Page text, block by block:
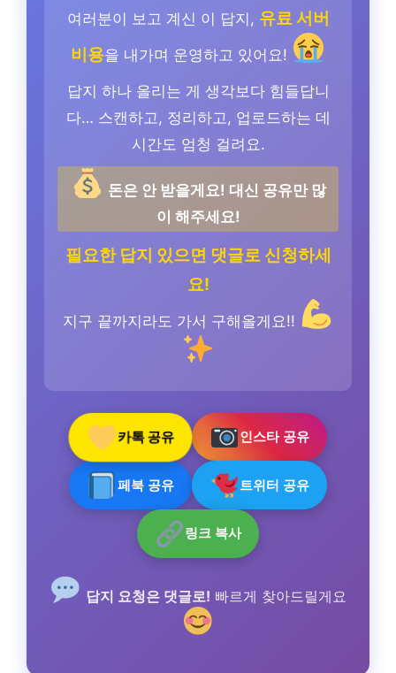
여러분이 보고 계신 이 답지, 유료 서버
비용을 내가며 운영하고 있어요!
답지 하나 올리는 게 생각보다 힘들답니
다… 스캔하고, 정리하고, 업로드하는 데
시간도 엄청 걸려요.
돈은 안 받을게요! 대신 공유만 많
이 해주세요!
필요한 답지 있으면 댓글로 신청하세
요!
지구 끝까지라도 가서 구해올게요!!
카톡 공유 인스타 공유
페북 공유 트위터 공유
링크 복사
답지 요청은 댓글로! 빠르게 찾아드릴게요